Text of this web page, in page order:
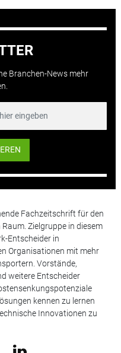
Branchen-News mehr
Fachzeitschrift für den
Zielgruppe in diesem
Entscheider in
Organisationen mit mehr
Vorstände,
weitere Entscheider
kennen zu lernen
Innovationen zu